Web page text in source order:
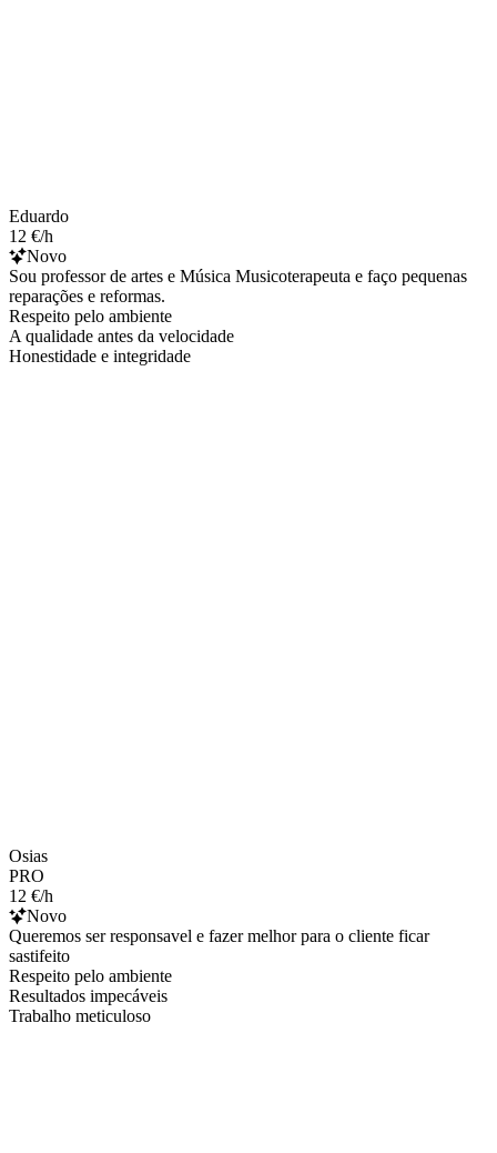
Eduardo
12 €/h
Novo
Sou professor de artes e Música Musicoterapeuta e faço pequenas
reparações e reformas.
Respeito pelo ambiente
A qualidade antes da velocidade
Honestidade e integridade
Osias
PRO
12 €/h
Novo
Queremos ser responsavel e fazer melhor para o cliente ficar
sastifeito
Respeito pelo ambiente
Resultados impecáveis
Trabalho meticuloso